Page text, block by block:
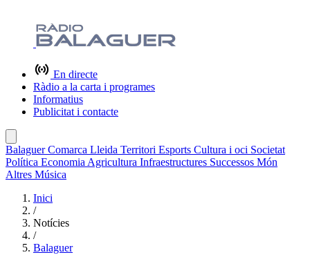
En directe
Ràdio a la carta i programes
Informatius
Publicitat i contacte
BalaguerComarca Lleida Territori Esports Cultura i oci Societat
Política Economia Agricultura Infraestructures Successos Món
Altres Música
Inici
/
Notícies
/
Balaguer